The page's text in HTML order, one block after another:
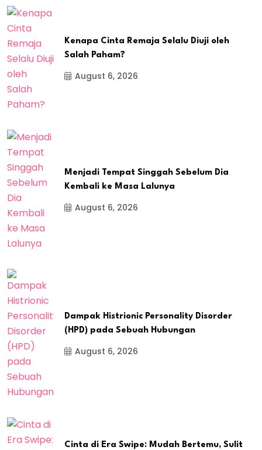
Kenapa Cinta Remaja Selalu Diuji oleh
Salah Paham?
August 6, 2026
Menjadi Tempat Singgah Sebelum Dia
Kembali ke Masa Lalunya
August 6, 2026
Dampak Histrionic Personality Disorder
(HPD) pada Sebuah Hubungan
August 6, 2026
Cinta di Era Swipe: Mudah Bertemu, Sulit